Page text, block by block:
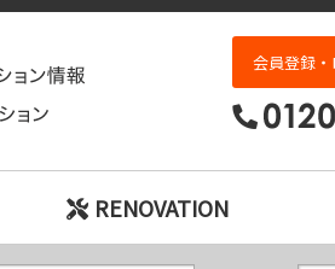
ヴェルドール住吉川｜神戸市の中
会員登録
RENOVATION